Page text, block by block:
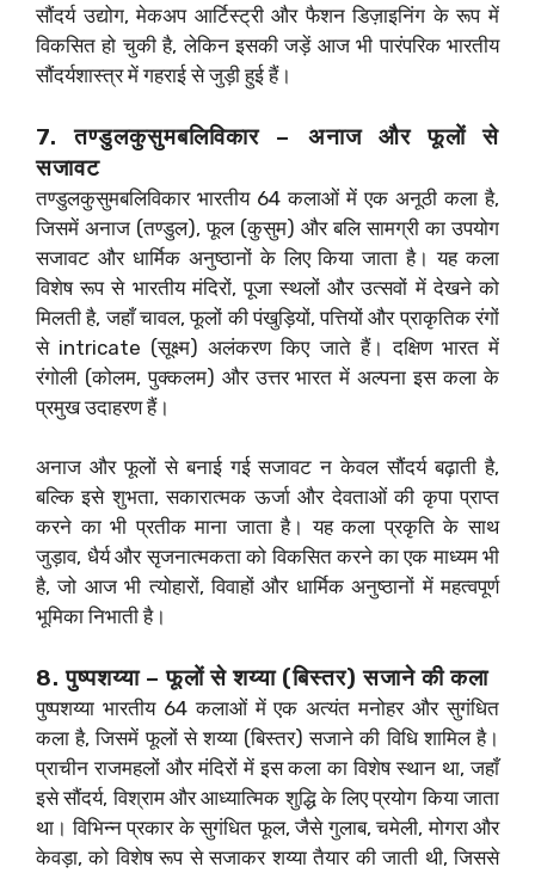
सौंदर्य उद्योग, मेकअप आर्टिस्ट्री और फैशन डिज़ाइनिंग के रूप में
विकसित हो चुकी है, लेकिन इसकी जड़ें आज भी पारंपरिक भारतीय
सौंदर्यशास्त्र में गहराई से जुड़ी हुई हैं।
7. तण्डुलकुसुमबलिविकार – अनाज और फूलों से
सजावट
तण्डुलकुसुमबलिविकार भारतीय 64 कलाओं में एक अनूठी कला है,
जिसमें अनाज (तण्डुल), फूल (कुसुम) और बलि सामग्री का उपयोग
सजावट और धार्मिक अनुष्ठानों के लिए किया जाता है। यह कला
विशेष रूप से भारतीय मंदिरों, पूजा स्थलों और उत्सवों में देखने को
मिलती है, जहाँ चावल, फूलों की पंखुड़ियों, पत्तियों और प्राकृतिक रंगों
से intricate (सूक्ष्म) अलंकरण किए जाते हैं। दक्षिण भारत में
रंगोली (कोलम, पुक्कलम) और उत्तर भारत में अल्पना इस कला के
प्रमुख उदाहरण हैं।
अनाज और फूलों से बनाई गई सजावट न केवल सौंदर्य बढ़ाती है,
बल्कि इसे शुभता, सकारात्मक ऊर्जा और देवताओं की कृपा प्राप्त
करने का भी प्रतीक माना जाता है। यह कला प्रकृति के साथ
जुड़ाव, धैर्य और सृजनात्मकता को विकसित करने का एक माध्यम भी
है, जो आज भी त्योहारों, विवाहों और धार्मिक अनुष्ठानों में महत्वपूर्ण
भूमिका निभाती है।
8. पुष्पशय्या – फूलों से शय्या (बिस्तर) सजाने की कला
पुष्पशय्या भारतीय 64 कलाओं में एक अत्यंत मनोहर और सुगंधित
कला है, जिसमें फूलों से शय्या (बिस्तर) सजाने की विधि शामिल है।
प्राचीन राजमहलों और मंदिरों में इस कला का विशेष स्थान था, जहाँ
इसे सौंदर्य, विश्राम और आध्यात्मिक शुद्धि के लिए प्रयोग किया जाता
था। विभिन्न प्रकार के सुगंधित फूल, जैसे गुलाब, चमेली, मोगरा और
केवड़ा, को विशेष रूप से सजाकर शय्या तैयार की जाती थी, जिससे